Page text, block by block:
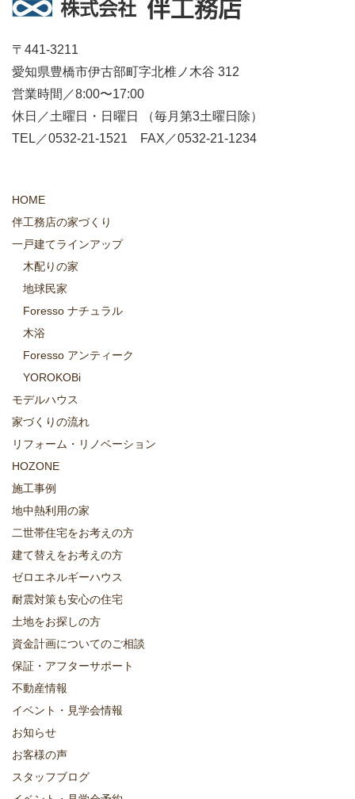
〒441-3211
愛知県豊橋市伊古部町字北椎ノ木谷 312
営業時間／8:00〜17:00
休日／土曜日・日曜日 （毎月第3土曜日除）
TEL／0532-21-1521 FAX／0532-21-1234
HOME
伴工務店の家づくり
一戸建てラインアップ
木配りの家
地球民家
Foresso ナチュラル
木浴
Foresso アンティーク
YOROKOBi
モデルハウス
家づくりの流れ
リフォーム・リノベーション
HOZONE
施工事例
地中熱利用の家
二世帯住宅をお考えの方
建て替えをお考えの方
ゼロエネルギーハウス
耐震対策も安心の住宅
土地をお探しの方
資金計画についてのご相談
保証・アフターサポート
不動産情報
イベント・見学会情報
お知らせ
お客様の声
スタッフブログ